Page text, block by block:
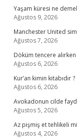
Yaşam küresi ne
Ağustos 9, 2026
Manchester United
Ağustos 7, 2026
Döküm tencere
Ağustos 6, 2026
Kur’an kimin kitabıdır ?
Ağustos 6, 2026
Avokadonun cilde
Ağustos 5, 2026
Az pişmiş et tehlikeli
Ağustos 4, 2026